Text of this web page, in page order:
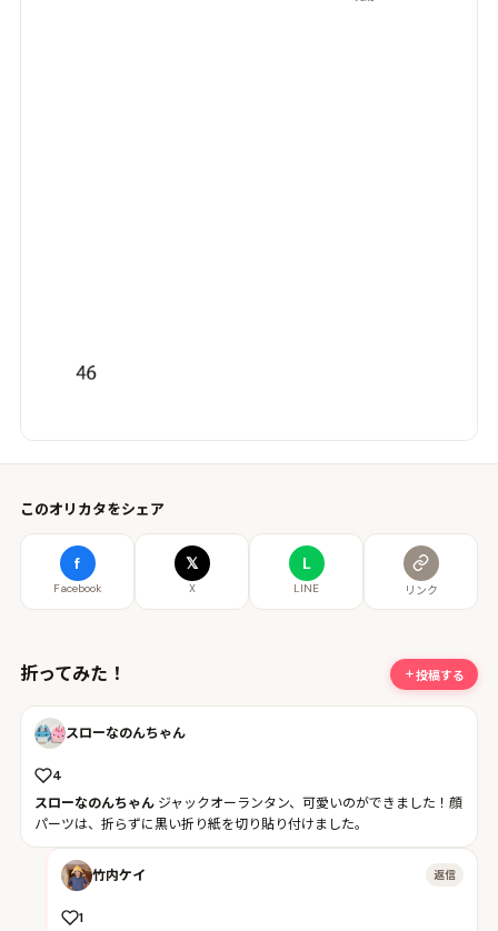
このオリカタをシェア
f
Facebook
𝕏
X
L
LINE リンク
折ってみた！ 投稿する
スローなのんちゃん
4
スローなのんちゃん ジャックオーランタン、可愛いのができました！顔
パーツは、折らずに黒い折り紙を切り貼り付けました。
竹内ケイ 返信
1